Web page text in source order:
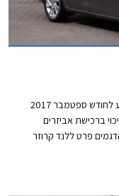
יוניון מוטורס, יבואנית טויוטה לישראל, יוצאת במבצע לחודש ספטמבר 2017
ברכישת אביזרים
פרט ללנד קרוזר